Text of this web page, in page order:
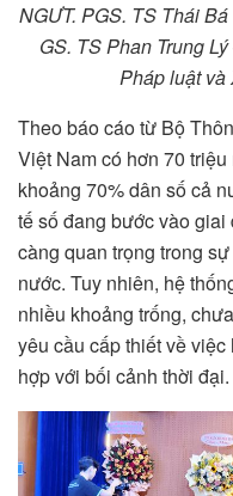
NGƯT. PGS. TS Thái
GS. TS Phan Trung
Pháp luật và
Theo báo cáo từ Bộ
Việt Nam có hơn 70
khoảng 70% dân số cả
tế số đang bước vào
càng quan trọng trong
nước. Tuy nhiên, hệ
nhiều khoảng trống,
yêu cầu cấp thiết về
hợp với bối cảnh thời đại.